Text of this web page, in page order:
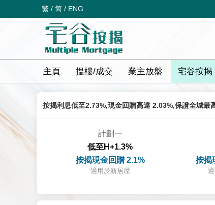
繁 / 简 / ENG
主頁 搵樓/成交 業主放盤 宅谷按揭
按揭利息低至2.73%,現金回贈高達 2.03%,保證全城最
計劃一
低至H+1.3%
按揭現金回贈 2.1%
適用於新居屋
按揭